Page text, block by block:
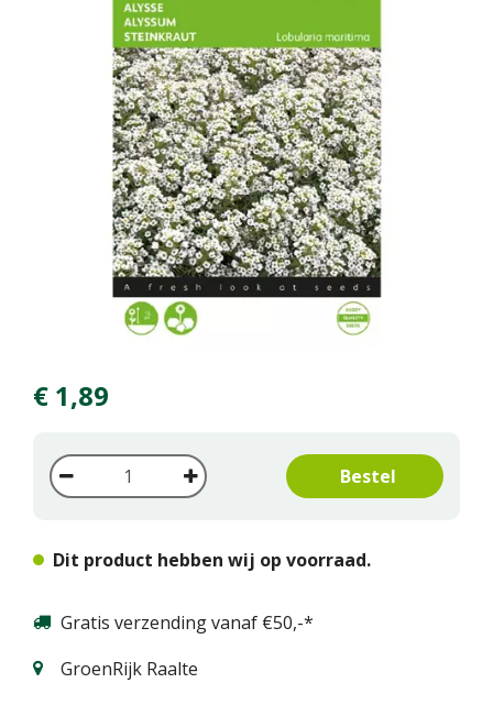
€ 1,89
Dit product hebben wij op voorraad.
Gratis verzending vanaf €50,-*
GroenRijk Raalte